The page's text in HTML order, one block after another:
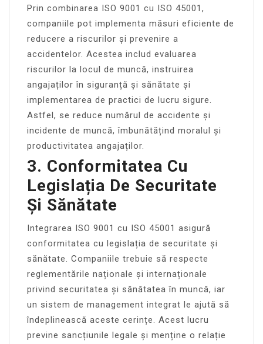
Prin combinarea ISO 9001 cu ISO 45001,
companiile pot implementa măsuri eficiente de
reducere a riscurilor și prevenire a
accidentelor. Acestea includ evaluarea
riscurilor la locul de muncă, instruirea
angajaților în siguranță și sănătate și
implementarea de practici de lucru sigure.
Astfel, se reduce numărul de accidente și
incidente de muncă, îmbunătățind moralul și
productivitatea angajaților.
3. Conformitatea Cu
Legislația De Securitate
Și Sănătate
Integrarea ISO 9001 cu ISO 45001 asigură
conformitatea cu legislația de securitate și
sănătate. Companiile trebuie să respecte
reglementările naționale și internaționale
privind securitatea și sănătatea în muncă, iar
un sistem de management integrat le ajută să
îndeplinească aceste cerințe. Acest lucru
previne sancțiunile legale și menține o relație